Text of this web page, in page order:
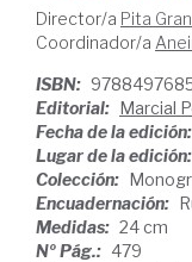
Director/a Pita
Coordinador/a
ISBN:
Editorial: Marcial
Fecha de la edición:
Lugar de la edición:
Colección:
Encuadernación:
Medidas: 24 cm
Nº Pág.: 479